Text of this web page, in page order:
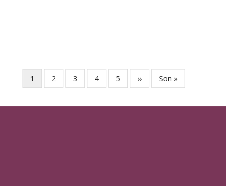
Şu
an
1 Sayfa
2 Sayfa
3 Sayfa
4 Sayfa
5
Sonraki
sayfa
››
Last
page
Son »